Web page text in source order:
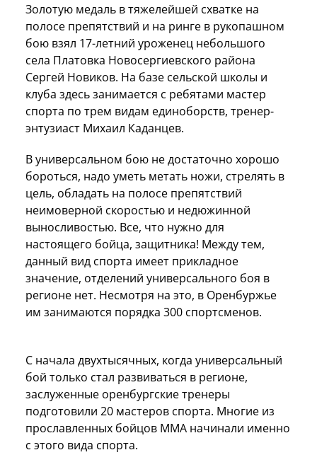
Золотую медаль в тяжелейшей схватке на
полосе препятствий и на ринге в рукопашном
бою взял 17-летний уроженец небольшого
села Платовка Новосергиевского района
Сергей Новиков. На базе сельской школы и
клуба здесь занимается с ребятами мастер
спорта по трем видам единоборств, тренер-
энтузиаст Михаил Каданцев.
В универсальном бою не достаточно хорошо
бороться, надо уметь метать ножи, стрелять в
цель, обладать на полосе препятствий
неимоверной скоростью и недюжинной
выносливостью. Все, что нужно для
настоящего бойца, защитника! Между тем,
данный вид спорта имеет прикладное
значение, отделений универсального боя в
регионе нет. Несмотря на это, в Оренбуржье
им занимаются порядка 300 спортсменов.
С начала двухтысячных, когда универсальный
бой только стал развиваться в регионе,
заслуженные оренбургские тренеры
подготовили 20 мастеров спорта. Многие из
прославленных бойцов ММА начинали именно
с этого вида спорта.